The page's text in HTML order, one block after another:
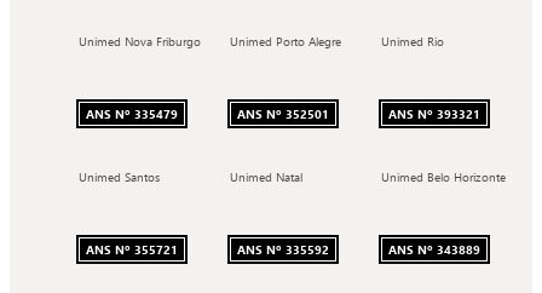
Unimed Nova Friburgo
ANS Nº 335479
Unimed Porto Alegre
ANS Nº 352501
Unimed Rio
ANS Nº 393321
Unimed Santos
ANS Nº 355721
Unimed Natal
ANS Nº 335592
Unimed Belo Horizonte
ANS Nº 343889